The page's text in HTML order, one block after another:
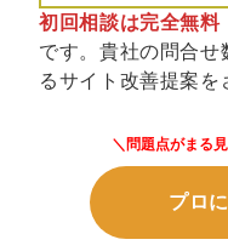
初回相談は完全無料
です。貴社の問合
るサイト改善提案を
＼問題点がまる
プロ